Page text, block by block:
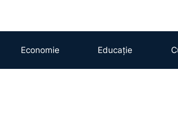
Economie Educație